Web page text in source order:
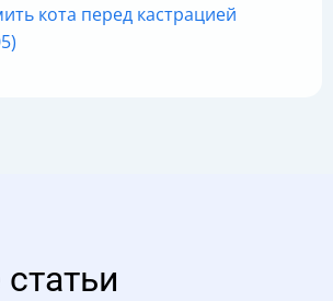
кота перед кастрацией